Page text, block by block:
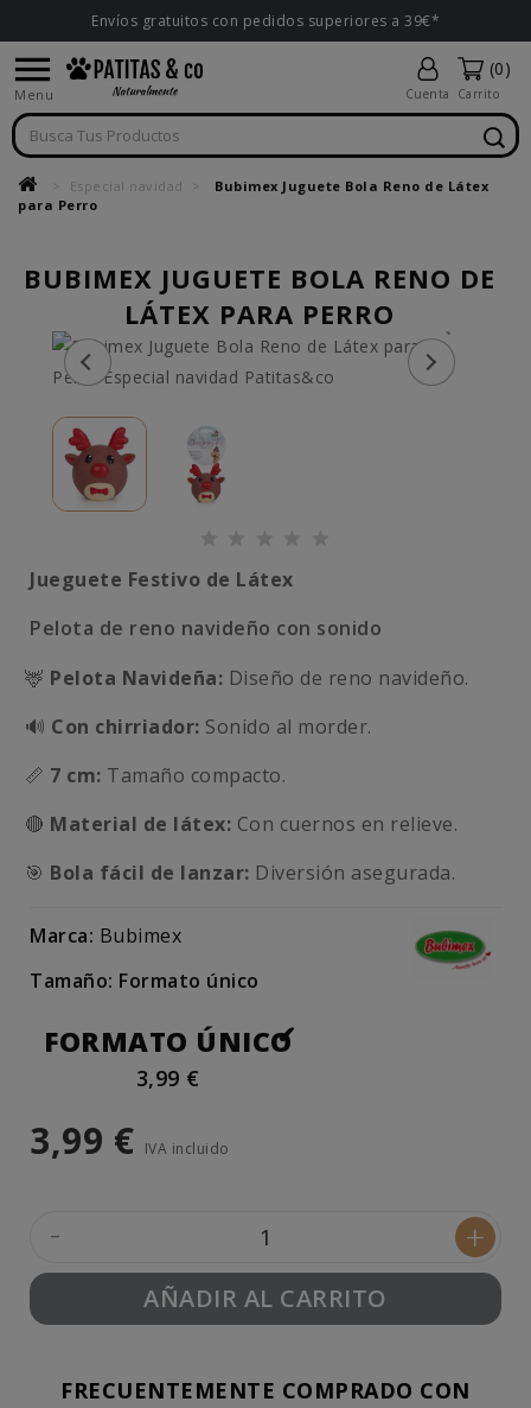
Envíos gratuitos con pedidos superiores a 39€*

Menu Cuenta
(0)
Carrito
Especial navidad
Bubimex Juguete Bola Reno de Látex
para Perro
BUBIMEX JUGUETE BOLA RENO DE
LÁTEX PARA PERRO
Jueguete Festivo de Látex
Pelota de reno navideño con sonido
🦌 Pelota Navideña: Diseño de reno navideño.
🔊 Con chirriador: Sonido al morder.
📏 7 cm: Tamaño compacto.
🔴 Material de látex: Con cuernos en relieve.
🎯 Bola fácil de lanzar: Diversión asegurada.
Marca: Bubimex
Tamaño: Formato único
FORMATO ÚNICO
3,99 €
3,99 € IVA incluido
- +
AÑADIR AL CARRITO
FRECUENTEMENTE COMPRADO CON